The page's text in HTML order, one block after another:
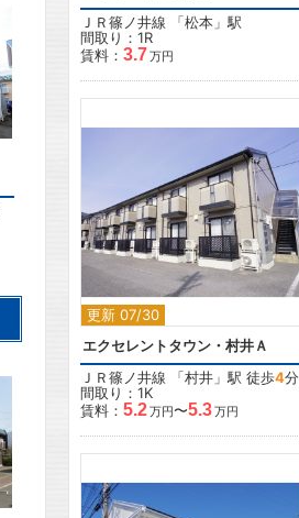
ＪＲ篠ノ井線 「松本 」駅
間取り：1R
賃料： 3.7万円
更新 07/30
2
エクセレントタウン・村井Ａ
ＪＲ篠ノ井線 「村井 」駅 徒歩4分
間取り：1K
賃料： 5.2万円〜5.3万円